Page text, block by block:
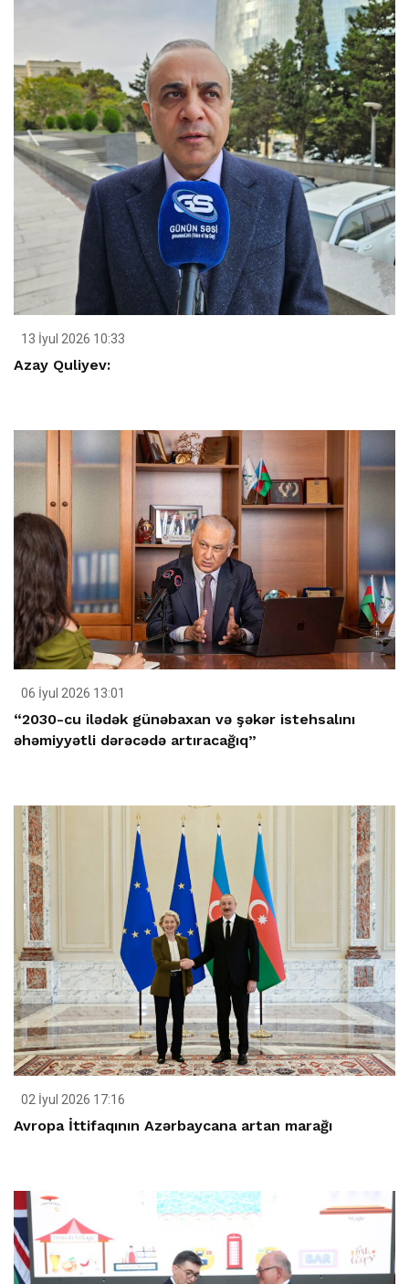
13 İyul 2026 10:33
Azay Quliyev:
06 İyul 2026 13:01
“2030-cu ilədək günəbaxan və şəkər istehsalını
əhəmiyyətli dərəcədə artıracağıq”
02 İyul 2026 17:16
Avropa İttifaqının Azərbaycana artan marağı